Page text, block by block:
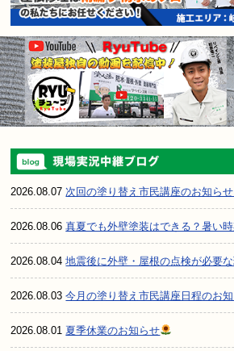
2026.08.07次回の塗り替え市民講座のお知らせ
2026.08.06真夏でも外壁塗装はできる？暑い
2026.08.04地震後に外壁・屋根の点検が必要
2026.08.03今月の塗り替え市民講座日程のお
2026.08.01 夏季休業のお知らせ